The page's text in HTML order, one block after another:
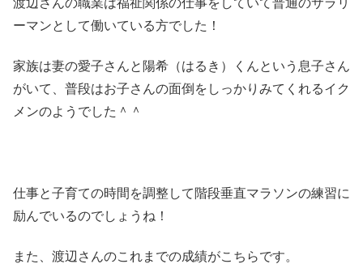
ーマンとして働いている方でした！
家族は妻の愛子さんと陽希（はるき）くんという息子さん
がいて、普段はお子さんの面倒をしっかりみてくれるイク
メンのようでした＾＾
仕事と子育ての時間を調整して階段垂直マラソンの練習に
励んでいるのでしょうね！
また、渡辺さんのこれまでの成績がこちらです。